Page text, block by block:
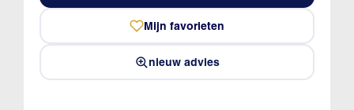
Mijn favorieten
nieuw advies